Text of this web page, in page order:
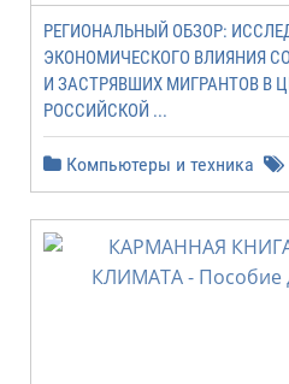
РЕГИОНАЛЬНЫЙ ОБЗОР:
ЭКОНОМИЧЕСКОГО ВЛИЯНИЯ
И ЗАСТРЯВШИХ МИГРАНТОВ В
РОССИЙСКОЙ ...
Компьютеры и техника